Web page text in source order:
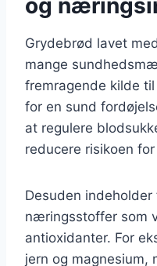
Grydebrød lavet
mange
fremragende kilde
for en sund
at regulere
reducere risikoen
Desuden
næringsstoffer som
antioxidanter. For
jern og magnesium,